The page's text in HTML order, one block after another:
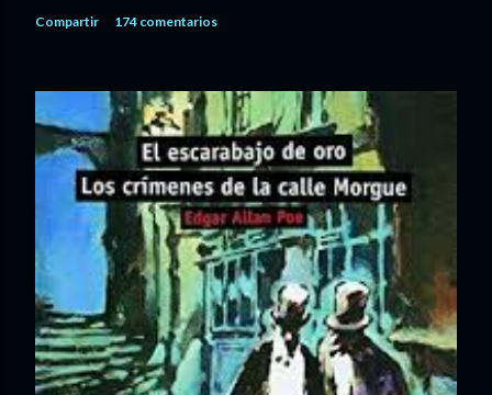
Compartir 174 comentarios